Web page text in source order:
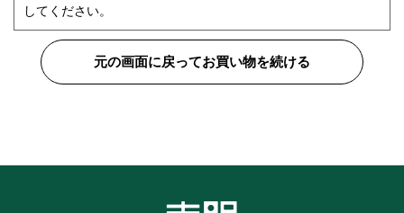
してください。
元の画面に戻ってお買い物を続ける